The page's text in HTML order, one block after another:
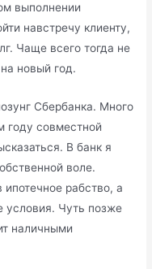
выполнении
навстречу клиенту,
Чаще всего тогда не
новый год.
Сбербанка. Много
году совместной
В банк я
воле.
рабство, а
Чуть позже
наличными